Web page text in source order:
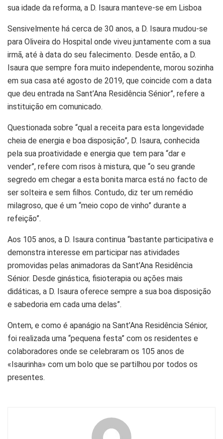
sua idade da reforma, a D. Isaura manteve-se em Lisboa
Sensivelmente há cerca de 30 anos, a D. Isaura mudou-se
para Oliveira do Hospital onde viveu juntamente com a sua
irmã, até à data do seu falecimento. Desde então, a D.
Isaura que sempre fora muito independente, morou sozinha
em sua casa até agosto de 2019, que coincide com a data
que deu entrada na Sant’Ana Residência Sénior”, refere a
instituição em comunicado.
Questionada sobre “qual a receita para esta longevidade
cheia de energia e boa disposição”, D. Isaura, conhecida
pela sua proatividade e energia que tem para “dar e
vender”, refere com risos à mistura, que “o seu grande
segredo em chegar a esta bonita marca está no facto de
ser solteira e sem filhos. Contudo, diz ter um remédio
milagroso, que é um “meio copo de vinho” durante a
refeição”.
Aos 105 anos, a D. Isaura continua “bastante participativa e
demonstra interesse em participar nas atividades
promovidas pelas animadoras da Sant’Ana Residência
Sénior. Desde ginástica, fisioterapia ou ações mais
didáticas, a D. Isaura oferece sempre a sua boa disposição
e sabedoria em cada uma delas”.
Ontem, e como é apanágio na Sant’Ana Residência Sénior,
foi realizada uma “pequena festa” com os residentes e
colaboradores onde se celebraram os 105 anos de
«Isaurinha» com um bolo que se partilhou por todos os
presentes.